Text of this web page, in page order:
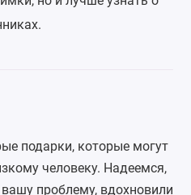
подарки, которые могут
человеку. Надеемся,
проблему, вдохновили